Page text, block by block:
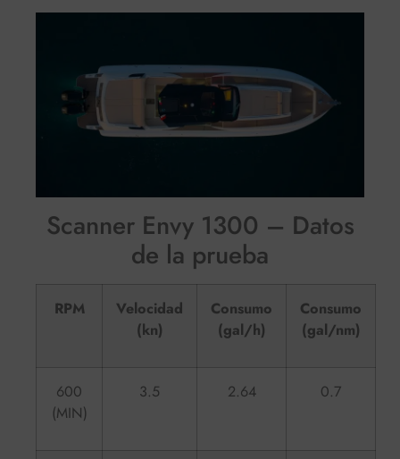
Scanner Envy 1300 – Datos
de la prueba
RPM
Velocidad
(kn)
Consumo
(gal/h)
Consumo
(gal/nm)
600
(MIN)
3.5 2.64 0.7